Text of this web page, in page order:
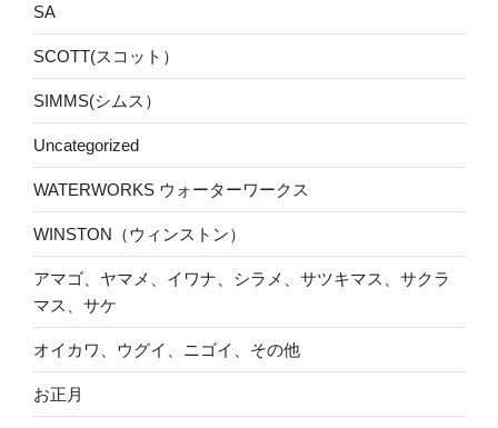
SA
SCOTT(スコット）
SIMMS(シムス）
Uncategorized
WATERWORKS ウォーターワークス
WINSTON（ウィンストン）
アマゴ、ヤマメ、イワナ、シラメ、サツキマス、サクラ
マス、サケ
オイカワ、ウグイ、ニゴイ、その他
お正月